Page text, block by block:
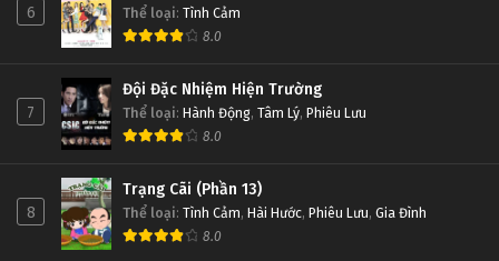
6 Thể loại: Tình Cảm
8.0
7
Đội Đặc Nhiệm Hiện Trường
Thể loại: Hành Động, Tâm Lý, Phiêu Lưu
8.0
8
Trạng Cãi (Phần 13)
Thể loại: Tình Cảm, Hài Hước, Phiêu Lưu, Gia Đình
8.0